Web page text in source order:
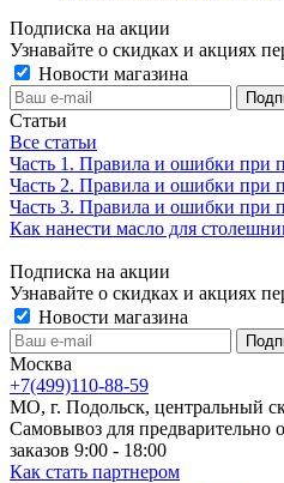
Подписка на акции
Узнавайте о скидках и акциях
Новости магазина
Статьи
Все статьи
Часть 1. Правила и ошибки при
Часть 2. Правила и ошибки при
Часть 3. Правила и ошибки при
Как нанести масло для
Подписка на акции
Узнавайте о скидках и акциях
Новости магазина
Москва
+7(499)110-88-59
МО, г. Подольск, центральный
Самовывоз для
заказов 9:00 - 18:00
Как стать партнером